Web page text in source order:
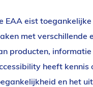
EAA eist
met verschillende
producten,
heeft kennis
en het